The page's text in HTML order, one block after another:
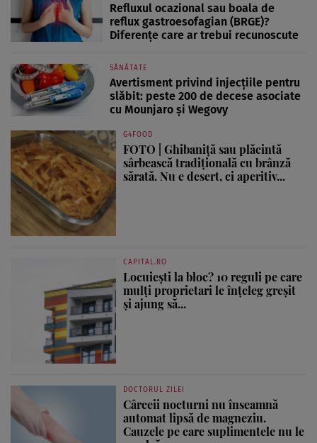
Refluxul ocazional sau boala de
reflux gastroesofagian (BRGE)?
Diferențe care ar trebui recunoscute
SĂNĂTATE
Avertisment privind injecțiile pentru
slăbit: peste 200 de decese asociate
cu Mounjaro și Wegovy
G4FOOD
FOTO | Ghibaniță sau plăcintă
sârbească tradițională cu brânză
sărată. Nu e desert, ci aperitiv...
CAPITAL.RO
Locuiești la bloc? 10 reguli pe care
mulți proprietari le înțeleg greșit
și ajung să...
DOCTORUL ZILEI
Cârceii nocturni nu înseamnă
automat lipsă de magneziu.
Cauzele pe care suplimentele nu le